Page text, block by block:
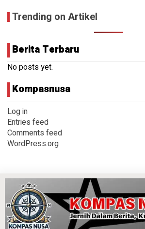
Trending on Artikel
Berita Terbaru
No posts yet.
Kompasnusa
Log in
Entries feed
Comments feed
WordPress.org